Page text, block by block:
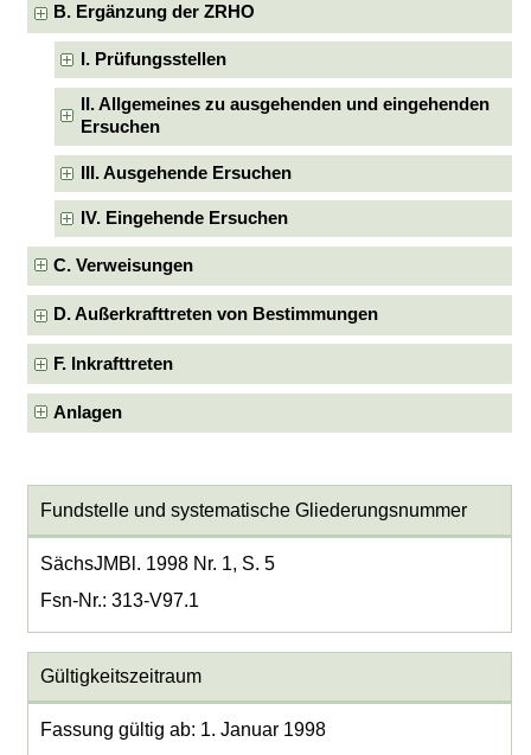
B. Ergänzung der ZRHO
I. Prüfungsstellen
II. Allgemeines zu ausgehenden und eingehenden
Ersuchen
III. Ausgehende Ersuchen
IV. Eingehende Ersuchen
C. Verweisungen
D. Außerkrafttreten von Bestimmungen
F. Inkrafttreten
Anlagen
Fundstelle und systematische Gliederungsnummer
SächsJMBl. 1998 Nr. 1, S. 5
Fsn-Nr.: 313-V97.1
Gültigkeitszeitraum
Fassung gültig ab: 1. Januar 1998